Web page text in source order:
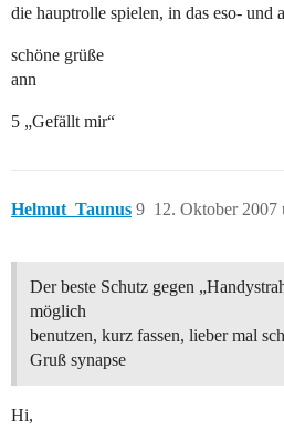
die hauptrolle spielen, in das eso- und
schöne grüße
ann
5 „Gefällt mir“
Helmut_Taunus 12. Oktober 2007
9
Der beste Schutz gegen
möglich
benutzen, kurz fassen, lieber mal
Gruß synapse
Hi,